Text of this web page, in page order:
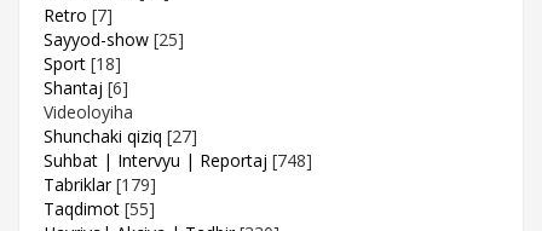
Retro [7]
Sayyod-show [25]
Sport [18]
Shantaj [6]
Videoloyiha
Shunchaki qiziq [27]
Suhbat | Intervyu | Reportaj [748]
Tabriklar [179]
Taqdimot [55]